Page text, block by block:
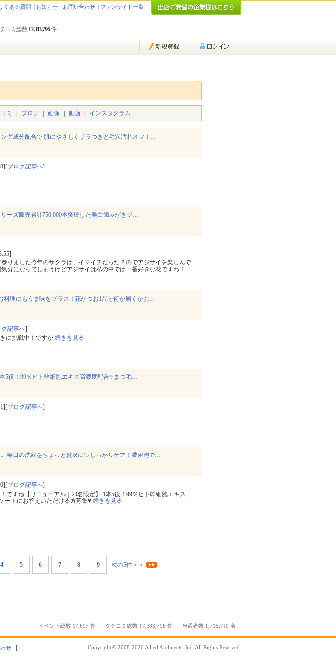
よくある質問 お知らせ お問い合わせ ファンサイト一覧
コミ総数 17,383,796件
ミ ブログ 画像 動画 インスタグラム
ング成分配合で 肌にやさしくザラつきと毛穴汚れオフ！…
ブログ記事へ]
リーズ販売累計750,000本突破した美白歯みがきジ…
りました今年のサクラは、イマイチだった？のでアジサイを楽しんで
分になってしまうけどアジサイは私の中では一番好きな花ですわ！
料理にもうま味をプラス！花かつお1品と何が届くかお…
グ記事へ]
に挑戦中！ですが 続きを見る
5役！99％ヒト幹細胞エキス高濃度配合✨まつ毛…
ブログ記事へ]
毎日の洗顔をちょっと贅沢に♡しっかりケア！濃密泡で…
ブログ記事へ]
ですね【リニューアル｜20名限定】 1本5役！99％ヒト幹細胞エキス
ートにお答えいただける方募集♥ 続きを見る
4 5 6 7 8 9 次の5件＞＞
イベント総数 97,697 件 クチコミ総数 17,383,796 件 当選者数 1,715,710 名
せ Copyright © 2008-2026 Allied Architects, Inc. All Rights Reserved.